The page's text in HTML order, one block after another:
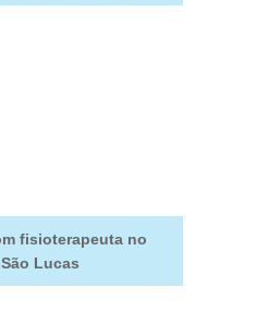
fisioterapeuta no
Lucas